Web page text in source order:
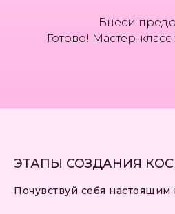
Внеси
Готово! Мастер-
ЭТАПЫ СОЗДАНИЯ
Почувствуй себя настоящим
ТЕБЯ МОГУТ